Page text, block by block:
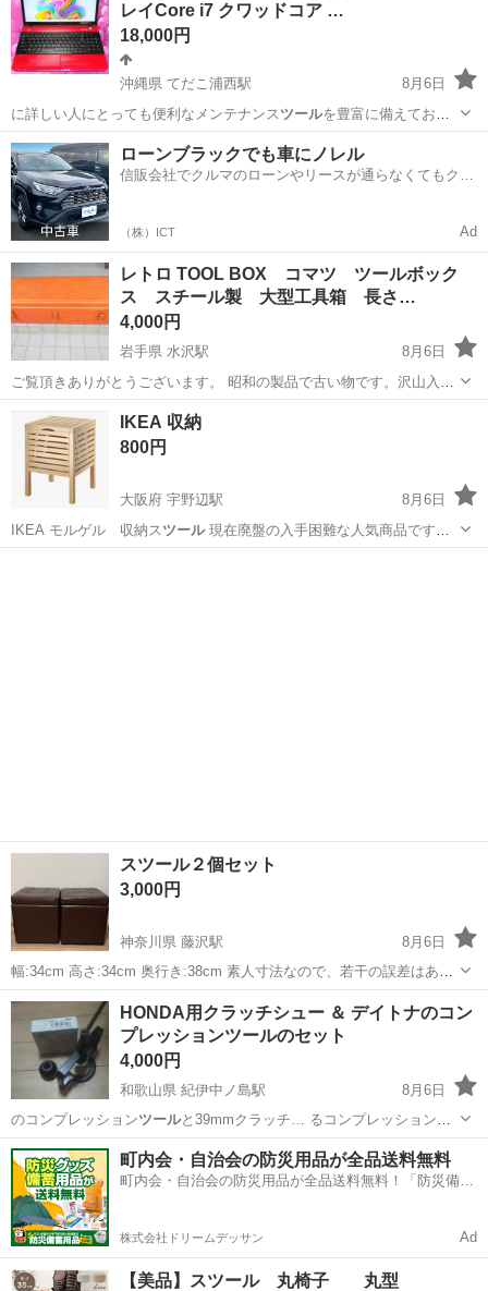
レイCore i7 クワッドコア …
18,000円
沖縄県 てだこ浦西駅
8月6日
に詳しい人にとっても便利なメンテナンス ツールを豊富に備えており
ます。 ※バッテリ…
沖縄 沖縄市 てだこ浦西駅 ノートパソコン
ローンブラックでも車にノレル
信販会社でクルマのローンやリースが通らなくてもクル
（株）ICT Ad
レトロ TOOL BOX コマツ ツールボック
ス スチール製 大型工具箱 長さ…
4,000円
岩手県 水沢駅
8月6日
ご覧頂きありがとうございます。 昭和の製品で古い物です。沢山入り
頑丈なので色々活用出来ます。 経年でサビや汚れはありますが変形や
穴あき等はありません。 開閉もロックも全てスムーズです。 購入後は
3Nで...
水沢駅
IKEA 収納
800円
大阪府 宇野辺駅
8月6日
IKEA モルゲル 収納ス ツール現在廃盤の入手困難な人気商品です。
…
スツール２個セット
3,000円
神奈川県 藤沢駅
8月6日
幅:34cm 高さ:34cm 奥行き:38cm 素人寸法なので、若干の誤差はあり
ます。 座面に少しだけ粘着残り、および上に置いてたものの跡がつい
てます。 ２個セットです。
神奈川 藤沢市 藤沢駅
HONDA用クラッチシュー ＆ デイトナのコン
プレッションツールのセット
4,000円
和歌山県 紀伊中ノ島駅
8月6日
のコンプレッションツールと39mmクラッチ… るコンプレッションツ
ールとクラッチBOXも…
和歌山 和歌山市 紀伊中ノ島駅 ホンダ クラッチシュー
町内会・自治会の防災用品が全品送料無料
町内会・自治会の防災用品が全品送料無料！「防災備蓄
株式会社ドリームデッサン Ad
【美品】スツール 丸椅子 丸型